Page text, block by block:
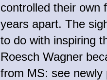
controlled their own
years apart. The
to do with inspiring
Roesch Wagner
from MS: see